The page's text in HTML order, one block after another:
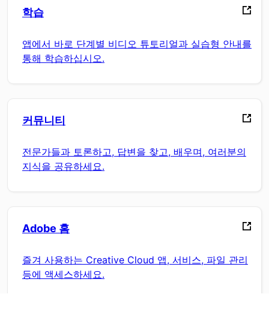
학습
앱에서 바로 단계별 비디오 튜토리얼과 실습형 안내를
통해 학습하십시오.
커뮤니티
전문가들과 토론하고, 답변을 찾고, 배우며, 여러분의
지식을 공유하세요.
Adobe 홈
즐겨 사용하는 Creative Cloud 앱, 서비스, 파일 관리
등에 액세스하세요.